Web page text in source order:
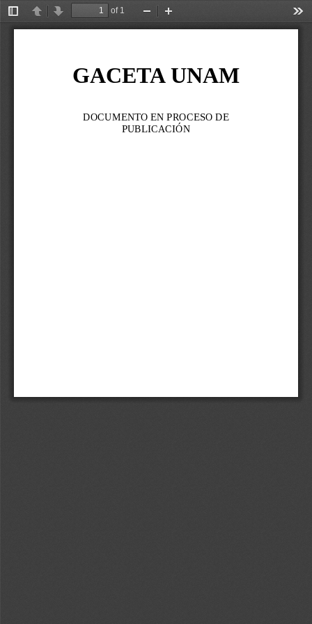
Toggle
Sidebar
PreviousNext
of 1
Zoom
Out
In
GACETA UNAM
DOCUMENTO EN PROCESO DE
PUBLICACIÓN